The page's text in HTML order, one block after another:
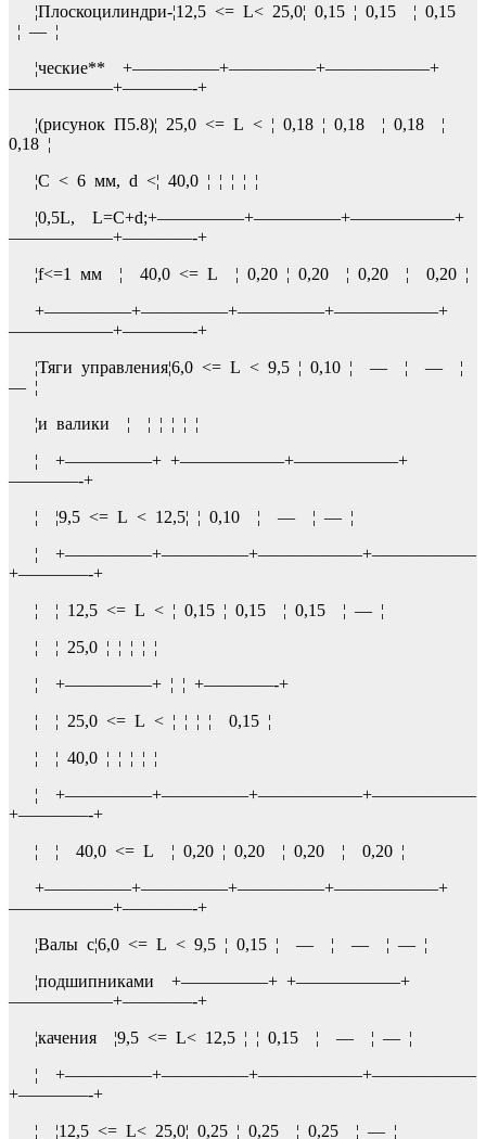
¦Плоскоцилиндри-¦12,5 <= L< 25,0¦ 0,15 ¦ 0,15 ¦ 0,15
¦ — ¦
¦ческие** +—————+—————+——————+
——————+————-+
¦(рисунок П5.8)¦ 25,0 <= L < ¦ 0,18 ¦ 0,18 ¦ 0,18 ¦
0,18 ¦
¦С < 6 мм, d <¦ 40,0 ¦ ¦ ¦ ¦ ¦
¦0,5L, L=C+d;+—————+—————+——————+
——————+————-+
¦f<=1 мм ¦ 40,0 <= L ¦ 0,20 ¦ 0,20 ¦ 0,20 ¦ 0,20 ¦
+—————+—————+—————+——————+
——————+————-+
¦Тяги управления¦6,0 <= L < 9,5 ¦ 0,10 ¦ — ¦ — ¦
— ¦
¦и валики ¦ ¦ ¦ ¦ ¦ ¦
¦ +—————+ +——————+——————+
————-+
¦ ¦9,5 <= L < 12,5¦ ¦ 0,10 ¦ — ¦ — ¦
¦ +—————+—————+——————+——————
+————-+
¦ ¦ 12,5 <= L < ¦ 0,15 ¦ 0,15 ¦ 0,15 ¦ — ¦
¦ ¦ 25,0 ¦ ¦ ¦ ¦ ¦
¦ +—————+ ¦ ¦ +————-+
¦ ¦ 25,0 <= L < ¦ ¦ ¦ ¦ 0,15 ¦
¦ ¦ 40,0 ¦ ¦ ¦ ¦ ¦
¦ +—————+—————+——————+——————
+————-+
¦ ¦ 40,0 <= L ¦ 0,20 ¦ 0,20 ¦ 0,20 ¦ 0,20 ¦
+—————+—————+—————+——————+
——————+————-+
¦Валы с¦6,0 <= L < 9,5 ¦ 0,15 ¦ — ¦ — ¦ — ¦
¦подшипниками +—————+ +——————+
——————+————-+
¦качения ¦9,5 <= L< 12,5 ¦ ¦ 0,15 ¦ — ¦ — ¦
¦ +—————+—————+——————+——————
+————-+
¦ ¦12,5 <= L< 25,0¦ 0,25 ¦ 0,25 ¦ 0,25 ¦ — ¦